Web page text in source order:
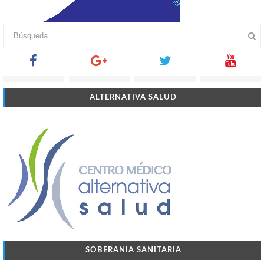
ALTERNATIVA SALUD
SOBERANIA SANITARIA